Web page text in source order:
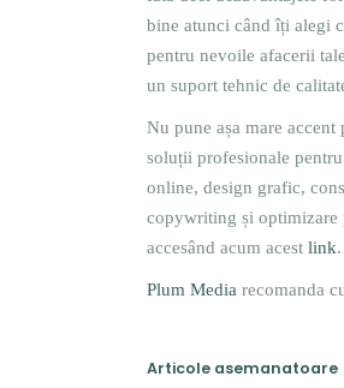
bine atunci când îți alegi
pentru nevoile afacerii
un suport tehnic de
Nu pune așa mare
soluții profesionale
online, design grafic,
copywriting și optimizare
accesând acum acest link.
Plum Media recomanda
Articole asemanatoare